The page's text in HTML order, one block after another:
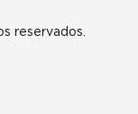
reservados.